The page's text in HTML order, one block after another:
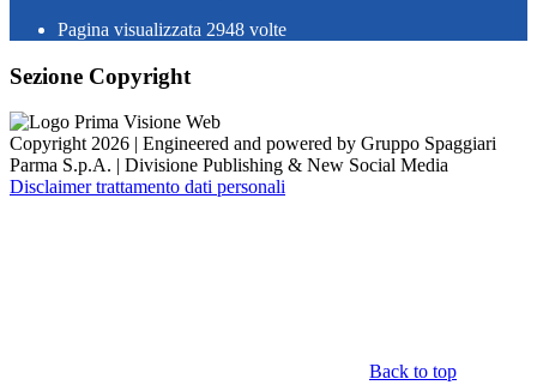
Pagina visualizzata 2948 volte
Sezione Copyright
Copyright 2026 | Engineered and powered by Gruppo Spaggiari
Parma S.p.A. | Divisione Publishing & New Social Media
Disclaimer trattamento dati personali
Back to top